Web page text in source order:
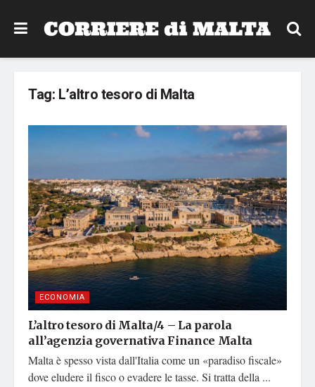
Tag: L’altro tesoro di Malta
ECONOMIA
L’altro tesoro di Malta/4 – La parola
all’agenzia governativa Finance Malta
Malta è spesso vista dall'Italia come un «paradiso fiscale»
dove eludere il fisco o evadere le tasse. Si tratta della ...